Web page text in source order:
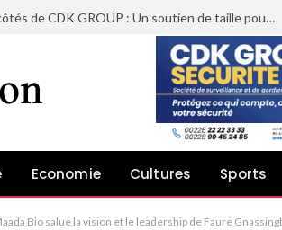
Sheyi Adebayor aux côtés de CDK GROUP : Un soutien de taille pour le concert de Joachin Migos
Economie Cultures Sports
Bio salue la vision et le leadership de Faure